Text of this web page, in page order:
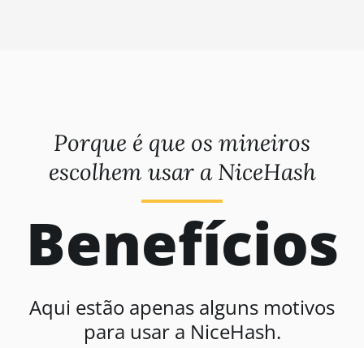
Porque é que os mineiros
escolhem usar a NiceHash
Benefícios
Aqui estão apenas alguns motivos
para usar a NiceHash.